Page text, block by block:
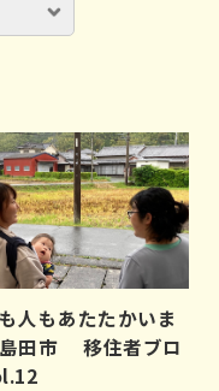
人もあたたかいま
田市 移住者ブロ